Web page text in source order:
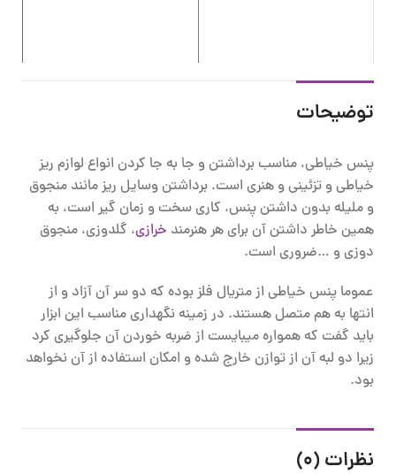
توضیحات
پنس خیاطی، مناسب برداشتن و جا به جا کردن انواع لوازم ریز
خیاطی و تزئینی و هنری است. برداشتن وسایل ریز مانند منجوق
و ملیله بدون داشتن پنس، کاری سخت و زمان گیر است، به
همین خاطر داشتن آن برای هر هنرمند خرازی، گلدوزی، منجوق
دوزی و …ضروری است.
عموما پنس خیاطی از متریال فلز بوده که دو سر آن آزاد و از
انتها به هم متصل هستند. در زمینه نگهداری مناسب این ابزار
باید گفت که همواره میبایست از ضربه خوردن آن جلوگیری کرد
زیرا دو لبه آن از توازن خارج شده و امکان استفاده از آن نخواهد
بود.
نظرات (0)